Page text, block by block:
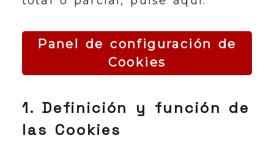
Panel de configuración de
Cookies
1. Definición y función de
las Cookies